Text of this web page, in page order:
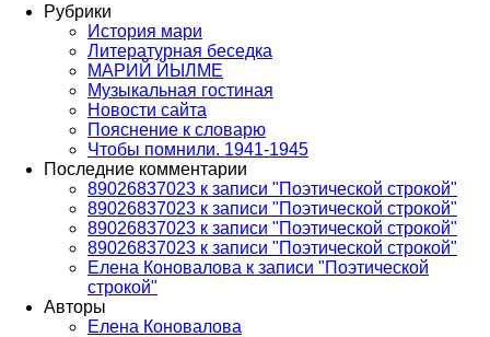
Рубрики
История мари
Литературная беседка
МАРИЙ ЙЫЛМЕ
Музыкальная гостиная
Новости сайта
Пояснение к словарю
Чтобы помнили. 1941-1945
Последние комментарии
89026837023 к записи "Поэтической строкой"
89026837023 к записи "Поэтической строкой"
89026837023 к записи "Поэтической строкой"
89026837023 к записи "Поэтической строкой"
Елена Коновалова к записи "Поэтической
строкой"
Авторы
Елена Коновалова